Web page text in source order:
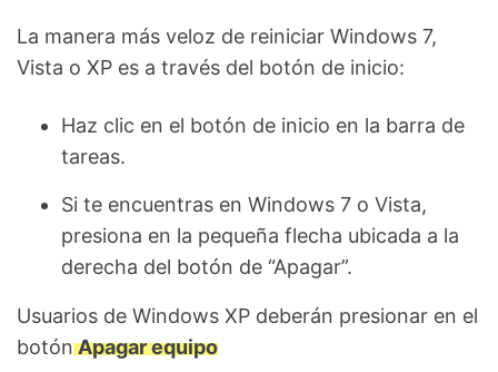
La manera más veloz de reiniciar Windows 7,
Vista o XP es a través del botón de inicio:
Haz clic en el botón de inicio en la barra de
tareas.
Si te encuentras en Windows 7 o Vista,
presiona en la pequeña flecha ubicada a la
derecha del botón de “Apagar”.
Usuarios de Windows XP deberán presionar en el
botónApagar equipo